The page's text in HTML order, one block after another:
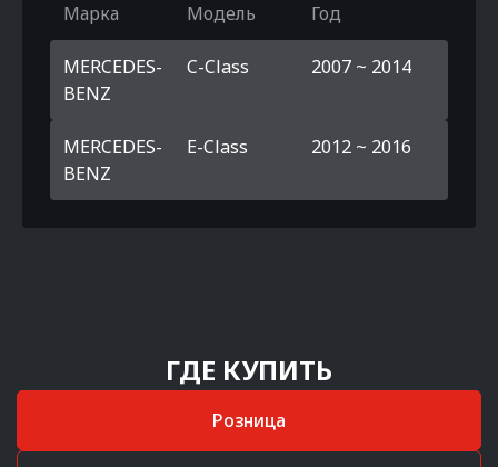
Марка Модель Год
MERCEDES-
BENZ
C-Class 2007 ~ 2014
MERCEDES-
BENZ
E-Class 2012 ~ 2016
ГДЕ КУПИТЬ
Розница